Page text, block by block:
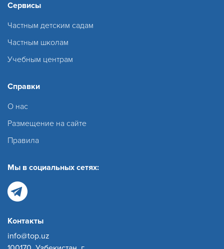
Сервисы
Частным детским садам
Частным школам
Учебным центрам
Справки
О нас
Размещение на сайте
Правила
Мы в социальных сетях:
Контакты
info@top.uz